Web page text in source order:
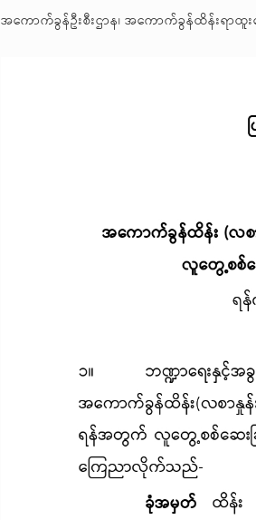
အကောက်ခွန်ဦးစီးဌာန၊ အကောက်ခွန်ထိန်းရာထူ